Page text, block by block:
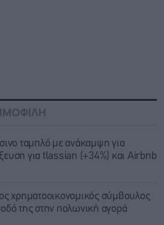
ταμπλό με ανάκαμψη για
για tlassian (+34%) και Airbnb
χρηματοοικονομικός σύμβουλος
της στην πολωνική αγορά